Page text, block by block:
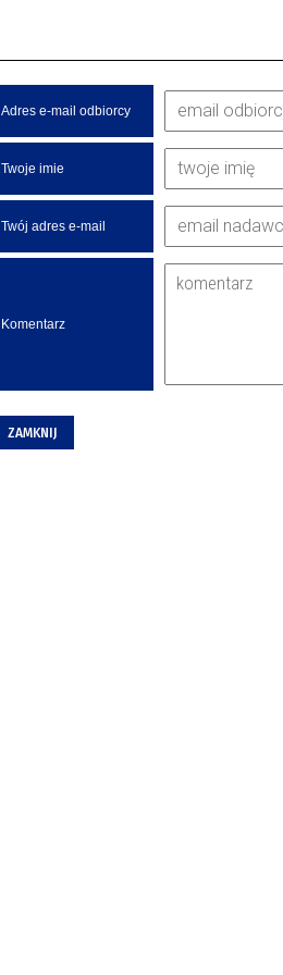
Adres e-mail odbiorcy
Twoje imie
Twój adres e-mail
Komentarz